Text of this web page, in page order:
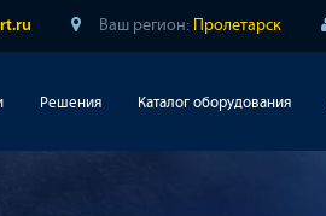
Ваш регион: Пролетарск
Решения Каталог оборудования